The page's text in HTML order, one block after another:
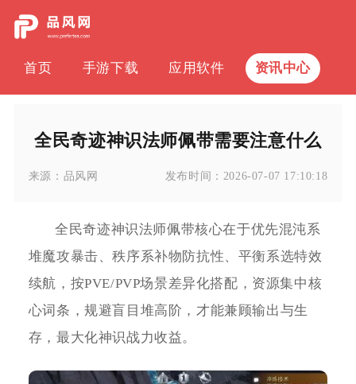
首页 手游下载 应用软件 资讯中心
全民奇迹神识法师佩带需要注意什么
来源： 品风网 发布时间： 2026-07-07 17:10:18
全民奇迹神识法师佩带核心在于优先混沌系
堆魔攻暴击、秩序系补物防抗性、平衡系选特效
续航，按PVE/PVP场景差异化搭配，资源集中核
心词条，规避盲目堆高阶，才能兼顾输出与生
存，最大化神识战力收益。